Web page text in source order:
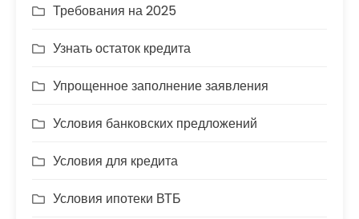
Требования на 2025
Узнать остаток кредита
Упрощенное заполнение заявления
Условия банковских предложений
Условия для кредита
Условия ипотеки ВТБ